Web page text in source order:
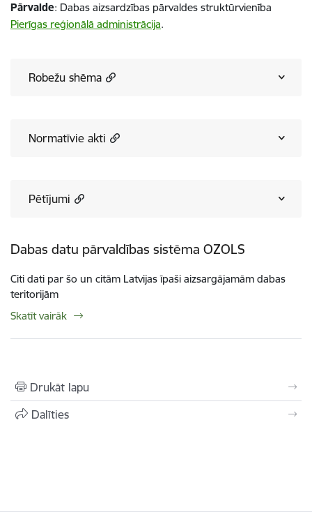
Pārvalde: Dabas aizsardzības pārvaldes struktūrvienība
Pierīgas reģionālā administrācija.
Robežu shēma
Normatīvie akti
Pētījumi
Dabas datu pārvaldības sistēma OZOLS
Citi dati par šo un citām Latvijas īpaši aizsargājamām dabas
teritorijām
Skatīt vairāk
Drukāt lapu
Dalīties